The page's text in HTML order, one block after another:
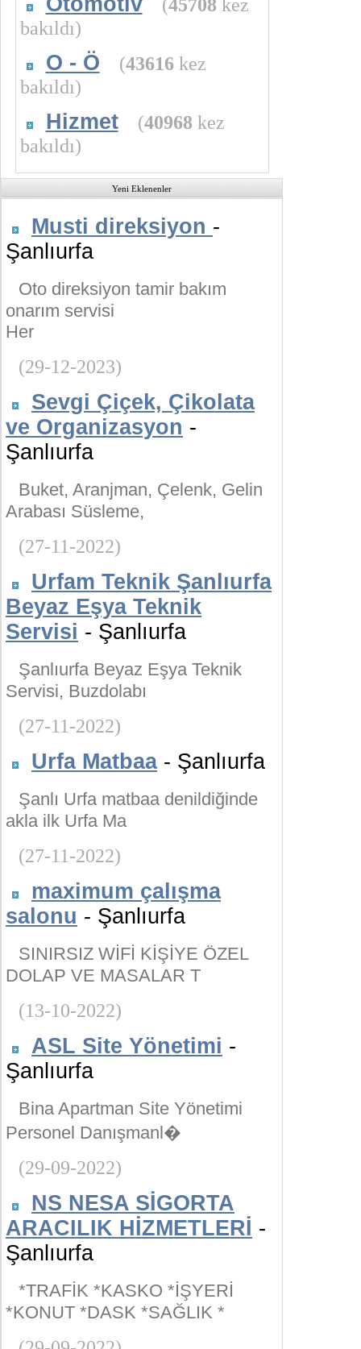
(45708 kez
bakıldı)
O - Ö (43616 kez
bakıldı)
Hizmet (40968 kez
bakıldı)
Yeni Eklenenler
Musti direksiyon -
Şanlıurfa
Oto direksiyon tamir bakım
onarım servisi
Her
(29-12-2023)
Sevgi Çiçek, Çikolata
ve Organizasyon -
Şanlıurfa
Buket, Aranjman, Çelenk, Gelin
Arabası Süsleme,
(27-11-2022)
Urfam Teknik Şanlıurfa
Beyaz Eşya Teknik
Servisi - Şanlıurfa
Şanlıurfa Beyaz Eşya Teknik
Servisi, Buzdolabı
(27-11-2022)
Urfa Matbaa- Şanlıurfa
Şanlı Urfa matbaa denildiğinde
akla ilk Urfa Ma
(27-11-2022)
maximum çalışma
salonu - Şanlıurfa
SINIRSIZ WİFİ KİŞİYE ÖZEL
DOLAP VE MASALAR T
(13-10-2022)
ASL Site Yönetimi -
Şanlıurfa
Bina Apartman Site Yönetimi
Personel Danışmanl�
(29-09-2022)
NS NESA SİGORTA
ARACILIK HİZMETLERİ -
Şanlıurfa
*TRAFİK *KASKO *İŞYERİ
*KONUT *DASK *SAĞLIK *